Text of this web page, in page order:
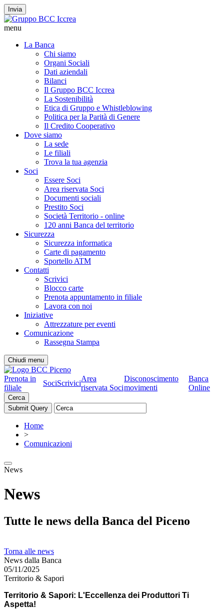
Invia
menu
La Banca
Chi siamo
Organi Sociali
Dati aziendali
Bilanci
Il Gruppo BCC Iccrea
La Sostenibilità
Etica di Gruppo e Whistleblowing
Politica per la Parità di Genere
Il Credito Cooperativo
Dove siamo
La sede
Le filiali
Trova la tua agenzia
Soci
Essere Soci
Area riservata Soci
Documenti sociali
Prestito Soci
Società Territorio - online
120 anni Banca del territorio
Sicurezza
Sicurezza informatica
Carte di pagamento
Sportello ATM
Contatti
Scrivici
Blocco carte
Prenota appuntamento in filiale
Lavora con noi
Iniziative
Attrezzature per eventi
Comunicazione
Rassegna Stampa
Chiudi menu
Prenota in
filiale
SociScrivici
Area
riservata Soci
Disconoscimento
movimenti
Banca
Online
Cerca
Home
>
Comunicazioni
News
News
Tutte le news della Banca del Piceno
Torna alle news
News dalla Banca
05/11/2025
Territorio & Sapori
Territorio & Sapori: L'Eccellenza dei Produttori Ti
Aspetta!